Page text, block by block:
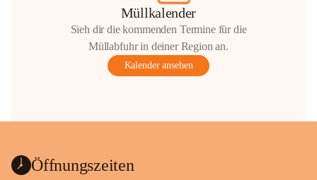
Müllkalender
Sieh dir die kommenden Termine für die
Müllabfuhr in deiner Region an.
Kalender ansehen
Öffnungszeiten